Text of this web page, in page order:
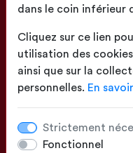
dans le coin inférieur
Cliquez sur ce lien
utilisation des
ainsi que sur la
personnelles. En
Strictement
Fonctionnel
sur